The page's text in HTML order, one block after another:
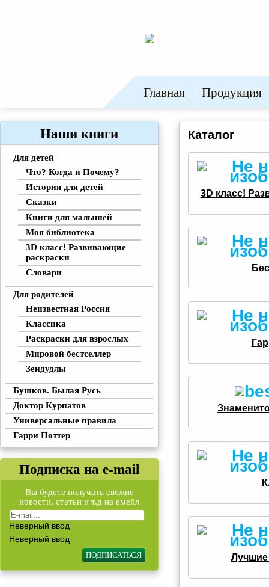
Главная Продукция
Наши книги
Для детей
Что? Когда и Почему?
История для детей
Сказки
Книги для малышей
Моя библиотека
3D класс! Развивающие
раскраски
Словари
Для родителей
Неизвестная Россия
Классика
Раскраски для взрослых
Мировой бестселлер
Зендудлы
Бушков. Былая Русь
Доктор Курпатов
Универсальные правила
Гарри Поттер
Подписка на e-mail
Вы будете получать свежие
новости, статьи и т.д на емейл
Неверный ввод
Неверный ввод
Каталог
3D класс!
Лучшие